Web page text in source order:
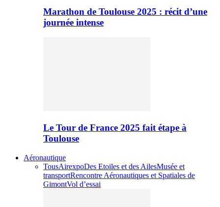
Marathon de Toulouse 2025 : récit d’une
journée intense
Le Tour de France 2025 fait étape à
Toulouse
Aéronautique
TousAirexpoDes Etoiles et des AilesMusée et
transportRencontre Aéronautiques et Spatiales de
GimontVol d’essai